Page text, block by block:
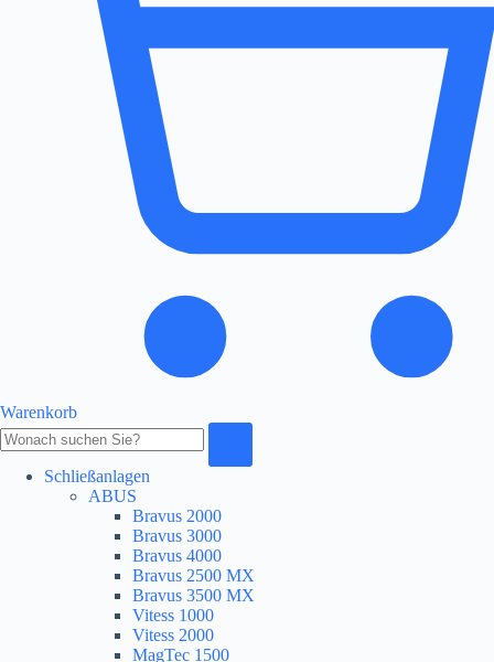
Warenkorb
Produkte
durchsuchen
Schließanlagen
ABUS
Bravus 2000
Bravus 3000
Bravus 4000
Bravus 2500 MX
Bravus 3500 MX
Vitess 1000
Vitess 2000
MagTec 1500